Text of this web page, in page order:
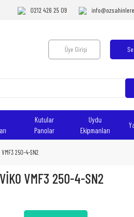
0212 426 25 09
Üye Girişi
Kutular
Panolar
Uydu
Ekipmanları
VMF3 250-4-SN2
VMF3 250-4-SN2